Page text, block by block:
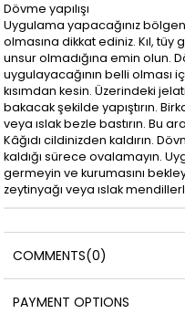
Dövme yapılışı
Uygulama yapacağınız
olmasına dikkat ediniz. Kıl,
unsur olmadığına emin olun.
uygulayacağının belli olması
kısımdan kesin. Üzerindeki
bakacak şekilde yapıştırın.
veya ıslak bezle bastırın. Bu
Kâğıdı cildinizden kaldırın.
kaldığı sürece ovalamayın.
germeyin ve kurumasını
zeytinyağı veya ıslak
COMMENTS(0)
PAYMENT OPTIONS